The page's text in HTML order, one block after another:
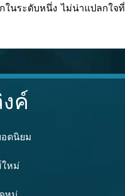
นระดับหนึ่ง ไม่น่าแปลกใจที่
ค์
อดนิยม
ใหม่